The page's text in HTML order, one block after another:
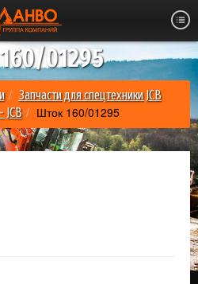
01295
Запчасти для спецтехники JCB
JCB
Шток 160/01295